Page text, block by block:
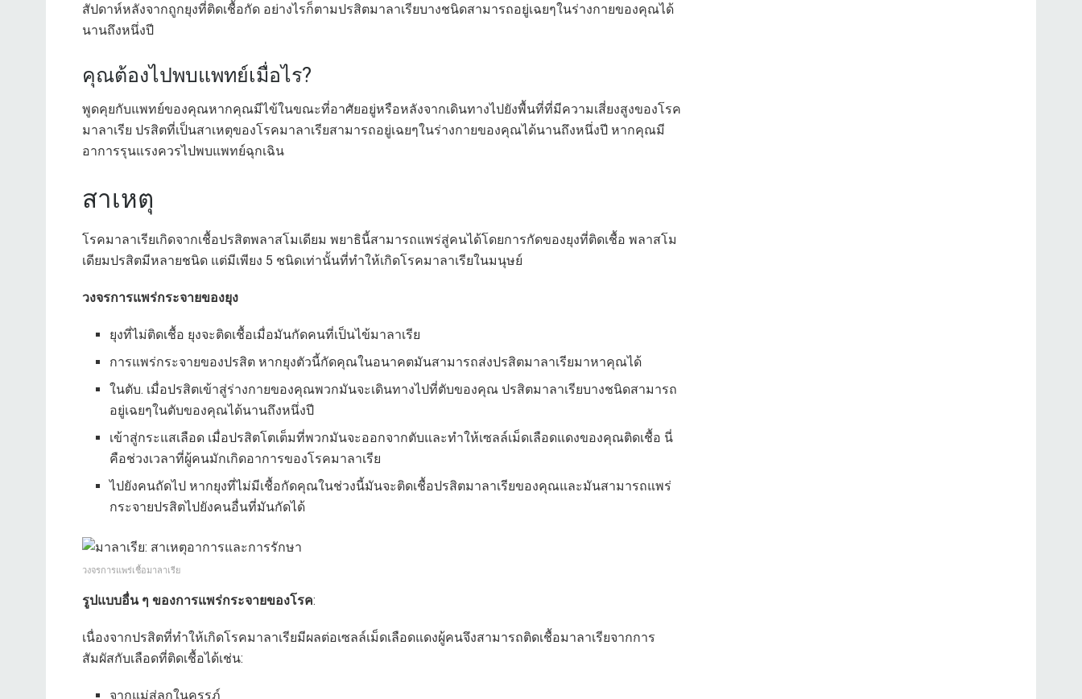
สัปดาห์หลังจากถูกยุงที่ติดเชื้อกัด อย่างไรก็ตามปรสิตมาลาเรียบางชนิดสามารถอยู่เฉยๆในร่างกายของคุณได้
นานถึงหนึ่งปี
คุณต้องไปพบแพทย์เมื่อไร?
พูดคุยกับแพทย์ของคุณหากคุณมีไข้ในขณะที่อาศัยอยู่หรือหลังจากเดินทางไปยังพื้นที่ที่มีความเสี่ยงสูงของโรค
มาลาเรีย ปรสิตที่เป็นสาเหตุของโรคมาลาเรียสามารถอยู่เฉยๆในร่างกายของคุณได้นานถึงหนึ่งปี หากคุณมี
อาการรุนแรงควรไปพบแพทย์ฉุกเฉิน
สาเหตุ
โรคมาลาเรียเกิดจากเชื้อปรสิตพลาสโมเดียม พยาธินี้สามารถแพร่สู่คนได้โดยการกัดของยุงที่ติดเชื้อ พลาสโม
เดียมปรสิตมีหลายชนิด แต่มีเพียง 5 ชนิดเท่านั้นที่ทำให้เกิดโรคมาลาเรียในมนุษย์
วงจรการแพร่กระจายของยุง
ยุงที่ไม่ติดเชื้อ ยุงจะติดเชื้อเมื่อมันกัดคนที่เป็นไข้มาลาเรีย
การแพร่กระจายของปรสิต หากยุงตัวนี้กัดคุณในอนาคตมันสามารถส่งปรสิตมาลาเรียมาหาคุณได้
ในตับ. เมื่อปรสิตเข้าสู่ร่างกายของคุณพวกมันจะเดินทางไปที่ตับของคุณ ปรสิตมาลาเรียบางชนิดสามารถ
อยู่เฉยๆในตับของคุณได้นานถึงหนึ่งปี
เข้าสู่กระแสเลือด เมื่อปรสิตโตเต็มที่พวกมันจะออกจากตับและทำให้เซลล์เม็ดเลือดแดงของคุณติดเชื้อ นี่
คือช่วงเวลาที่ผู้คนมักเกิดอาการของโรคมาลาเรีย
ไปยังคนถัดไป หากยุงที่ไม่มีเชื้อกัดคุณในช่วงนี้มันจะติดเชื้อปรสิตมาลาเรียของคุณและมันสามารถแพร่
กระจายปรสิตไปยังคนอื่นที่มันกัดได้
วงจรการแพร่เชื้อมาลาเรีย
รูปแบบอื่น ๆ ของการแพร่กระจายของโรค:
เนื่องจากปรสิตที่ทำให้เกิดโรคมาลาเรียมีผลต่อเซลล์เม็ดเลือดแดงผู้คนจึงสามารถติดเชื้อมาลาเรียจากการ
สัมผัสกับเลือดที่ติดเชื้อได้เช่น:
จากแม่สู่ลูกในครรภ์